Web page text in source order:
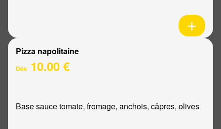
Pizza napolitaine
Dès 10.00 €
Base sauce tomate, fromage, anchois, câpres, olives